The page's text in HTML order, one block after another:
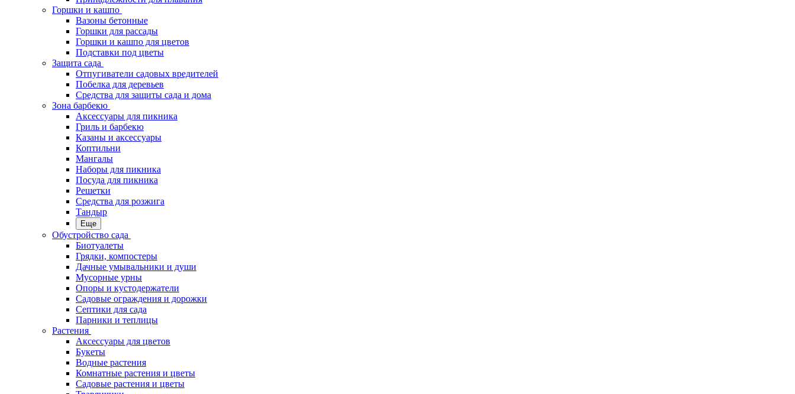
Горшки и кашпо
Вазоны бетонные
Горшки для рассады
Горшки и кашпо для цветов
Подставки под цветы
Защита сада
Отпугиватели садовых вредителей
Побелка для деревьев
Средства для защиты сада и дома
Зона барбекю
Аксессуары для пикника
Гриль и барбекю
Казаны и аксессуары
Коптильни
Мангалы
Наборы для пикника
Посуда для пикника
Решетки
Средства для розжига
Тандыр
Еще
Обустройство сада
Биотуалеты
Грядки, компостеры
Дачные умывальники и души
Мусорные урны
Опоры и кустодержатели
Садовые ограждения и дорожки
Септики для сада
Парники и теплицы
Растения
Аксессуары для цветов
Букеты
Водные растения
Комнатные растения и цветы
Садовые растения и цветы